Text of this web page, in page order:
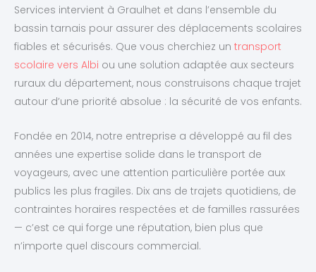
Services intervient à Graulhet et dans l’ensemble du
bassin tarnais pour assurer des déplacements scolaires
fiables et sécurisés. Que vous cherchiez un transport
scolaire vers Albi ou une solution adaptée aux secteurs
ruraux du département, nous construisons chaque trajet
autour d’une priorité absolue : la sécurité de vos enfants.
Fondée en 2014, notre entreprise a développé au fil des
années une expertise solide dans le transport de
voyageurs, avec une attention particulière portée aux
publics les plus fragiles. Dix ans de trajets quotidiens, de
contraintes horaires respectées et de familles rassurées
— c’est ce qui forge une réputation, bien plus que
n’importe quel discours commercial.